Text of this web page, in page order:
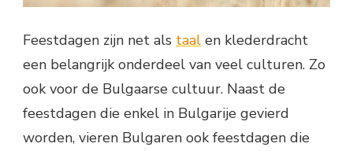
Feestdagen zijn net als taal en klederdracht
een belangrijk onderdeel van veel culturen. Zo
ook voor de Bulgaarse cultuur. Naast de
feestdagen die enkel in Bulgarije gevierd
worden, vieren Bulgaren ook feestdagen die